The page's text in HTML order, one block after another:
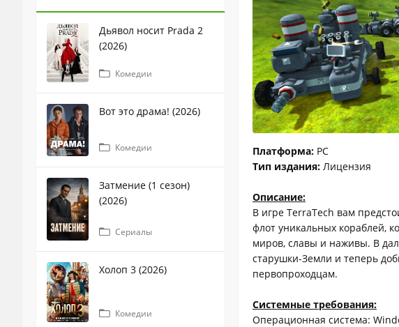
Дьявол носит Prada 2
(2026)
Комедии
Вот это драма! (2026)
Комедии
Затмение (1 сезон)
(2026)
Сериалы
Холоп 3 (2026)
Комедии
Платформа: PC
Тип издания: Лицензия
Описание:
В игре TerraTech вам
флот уникальных кораблей,
миров, славы и наживы. В
старушки-Земли и теперь
первопроходцам.
Системные требования:
Операционная система: